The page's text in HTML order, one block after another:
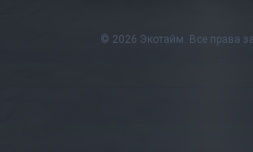
© 2026 Экотайм. Все права